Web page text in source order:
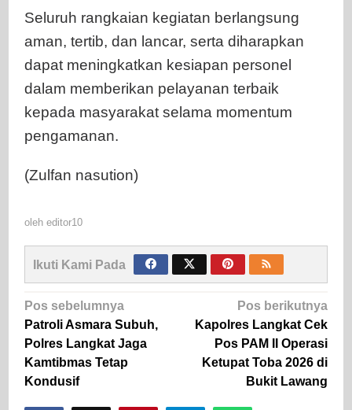
Seluruh rangkaian kegiatan berlangsung
aman, tertib, dan lancar, serta diharapkan
dapat meningkatkan kesiapan personel
dalam memberikan pelayanan terbaik
kepada masyarakat selama momentum
pengamanan.
(Zulfan nasution)
oleh editor10
Ikuti Kami Pada
Navigasi
pos
Pos sebelumnya
Patroli Asmara Subuh,
Polres Langkat Jaga
Kamtibmas Tetap
Kondusif
Pos berikutnya
Kapolres Langkat Cek
Pos PAM II Operasi
Ketupat Toba 2026 di
Bukit Lawang